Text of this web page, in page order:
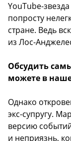
YouTube-
попросту
стране. Ведь
из Лос-
Обсудить
можете в
Однако
экс-супругу.
версию
и неприязнь,